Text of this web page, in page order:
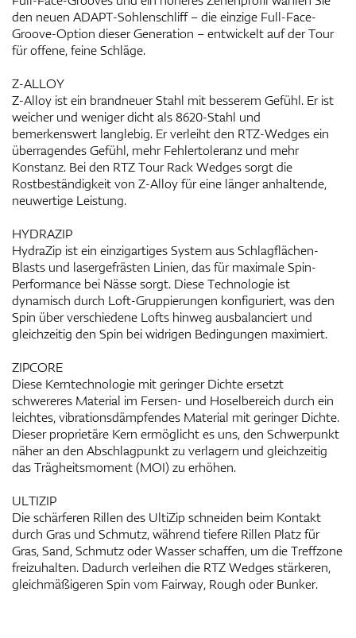
den neuen ADAPT-Sohlenschliff – die einzige Full-Face-
Groove-Option dieser Generation – entwickelt auf der Tour
für offene, feine Schläge.
Z-ALLOY
Z-Alloy ist ein brandneuer Stahl mit besserem Gefühl. Er ist
weicher und weniger dicht als 8620-Stahl und
bemerkenswert langlebig. Er verleiht den RTZ-Wedges ein
überragendes Gefühl, mehr Fehlertoleranz und mehr
Konstanz. Bei den RTZ Tour Rack Wedges sorgt die
Rostbeständigkeit von Z-Alloy für eine länger anhaltende,
neuwertige Leistung.
HYDRAZIP
HydraZip ist ein einzigartiges System aus Schlagflächen-
Blasts und lasergefrästen Linien, das für maximale Spin-
Performance bei Nässe sorgt. Diese Technologie ist
dynamisch durch Loft-Gruppierungen konfiguriert, was den
Spin über verschiedene Lofts hinweg ausbalanciert und
gleichzeitig den Spin bei widrigen Bedingungen maximiert.
ZIPCORE
Diese Kerntechnologie mit geringer Dichte ersetzt
schwereres Material im Fersen- und Hoselbereich durch ein
leichtes, vibrationsdämpfendes Material mit geringer Dichte.
Dieser proprietäre Kern ermöglicht es uns, den Schwerpunkt
näher an den Abschlagpunkt zu verlagern und gleichzeitig
das Trägheitsmoment (MOI) zu erhöhen.
ULTIZIP
Die schärferen Rillen des UltiZip schneiden beim Kontakt
durch Gras und Schmutz, während tiefere Rillen Platz für
Gras, Sand, Schmutz oder Wasser schaffen, um die Treffzone
freizuhalten. Dadurch verleihen die RTZ Wedges stärkeren,
gleichmäßigeren Spin vom Fairway, Rough oder Bunker.